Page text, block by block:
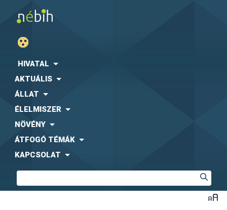
HIVATAL
AKTUÁLIS
ÁLLAT
ÉLELMISZER
NÖVÉNY
ÁTFOGÓ TÉMÁK
KAPCSOLAT